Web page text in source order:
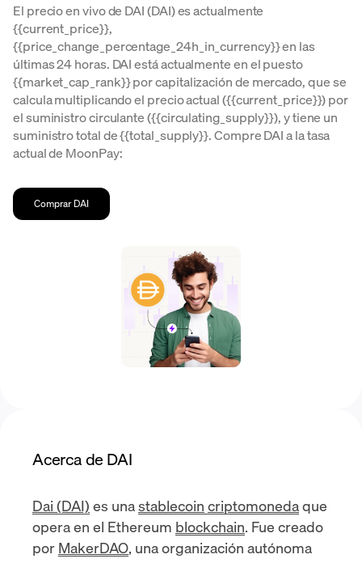
El precio en vivo de DAI (DAI) es actualmente
{{current_price}},
{{price_change_percentage_24h_in_currency}} en las
últimas 24 horas. DAI está actualmente en el puesto
{{market_cap_rank}} por capitalización de mercado, que se
calcula multiplicando el precio actual ({{current_price}}) por
el suministro circulante ({{circulating_supply}}), y tiene un
suministro total de {{total_supply}}. Compre DAI a la tasa
actual de MoonPay:
Comprar DAI
Acerca de DAI
Dai (DAI) es unastablecoin criptomonedaque
opera en el Ethereum blockchain. Fue creado
por MakerDAO, una organización autónoma